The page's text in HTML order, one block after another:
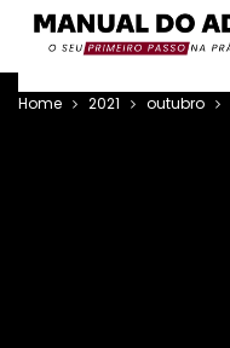
Home 2021 outubro